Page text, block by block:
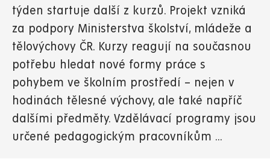
týden startuje další z kurzů. Projekt vzniká
za podpory Ministerstva školství, mládeže a
tělovýchovy ČR. Kurzy reagují na současnou
potřebu hledat nové formy práce s
pohybem ve školním prostředí – nejen v
hodinách tělesné výchovy, ale také napříč
dalšími předměty. Vzdělávací programy jsou
určené pedagogickým pracovníkům ...